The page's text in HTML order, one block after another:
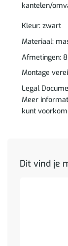
kantelen/
Kleur: zwart
Materiaal:
Afmetingen:
Montage
Legal
Meer
kunt
Dit vind je